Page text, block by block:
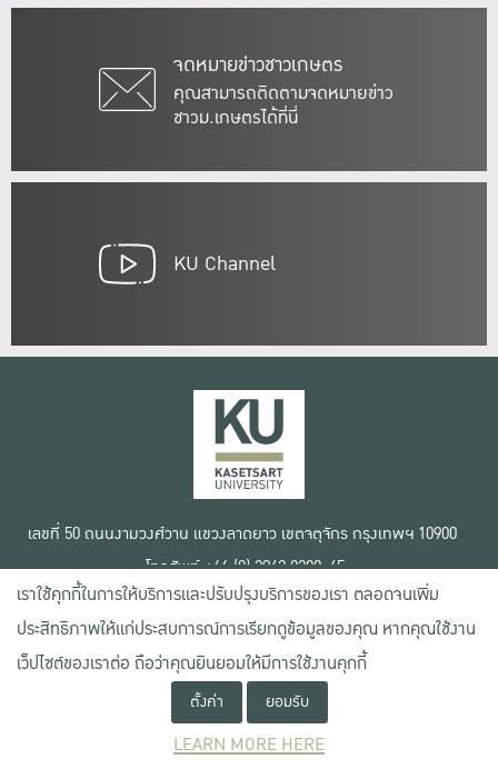
จดหมายข่าวชาวเกษตร
คุณสามารถติดตามจดหมายข่าว
ชาวม.เกษตรได้ที่นี่
KU Channel
เลขที่ 50 ถนนงามวงศ์วาน แขวงลาดยาว เขตจตุจักร กรุงเทพฯ 10900
โทรศัพท์ +66 (0) 2942 8200-45
สงวนลิขสิทธิ์ © 2020 มหาวิทยาลัยเกษตรศาสตร์
เงื่อนไขการใช้งานเว็บไซต์
ข้อตกลงด้านสิทธิ์ใช้งาน
นโยบายความเป็นส่วนตัว
เราใช้คุกกี้ในการให้บริการและปรับปรุงบริการของเรา ตลอดจนเพิ่ม
ประสิทธิภาพให้แก่ประสบการณ์การเรียกดูข้อมูลของคุณ หากคุณใช้งาน
เว็ปไซต์ของเราต่อ ถือว่าคุณยินยอมให้มีการใช้งานคุกกี้
ตั้งค่า ยอมรับ
LEARN MORE HERE